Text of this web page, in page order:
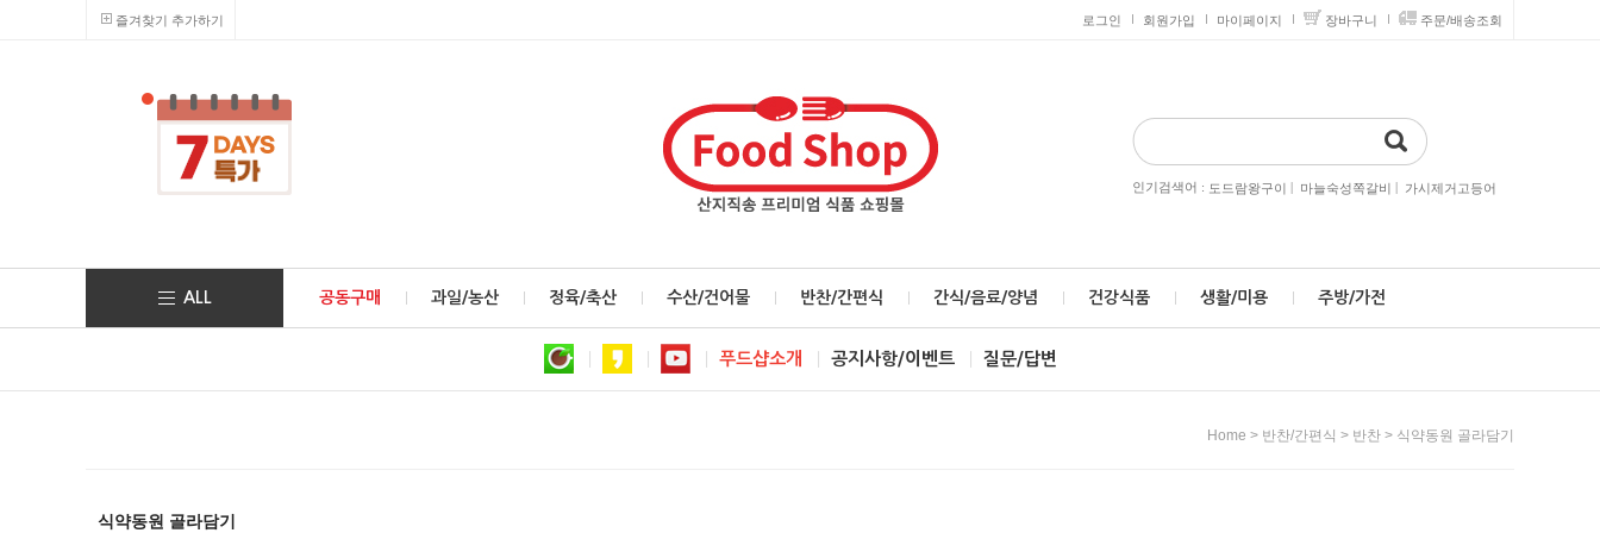
즐겨찾기 추가하기 로그인 회원가입 마이페이지 장바구니 주문/배송조회
인기검색어 : 도드람왕구이 | 마늘숙성쪽갈비 | 가시제거고등어
ALL 공동구매 과일/농산 정육/축산 수산/건어물 반찬/간편식 간식/음료/양념 건강식품 생활/미용 주방/가전
푸드샵소개 공지사항/이벤트 질문/답변
Home > 반찬/간편식 > 반찬 > 식약동원 골라담기
식약동원 골라담기